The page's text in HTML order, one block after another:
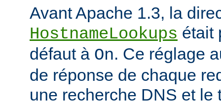
Avant Apache 1.3, la
HostnameLookups était
défaut à On. Ce réglage
de réponse de chaque
une recherche DNS et le